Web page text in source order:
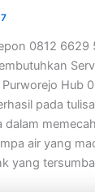
0812 6629
Hub
pada
air yang
yang